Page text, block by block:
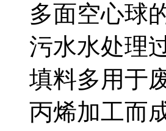
多面空心球
污水水处理
填料多用于
丙烯加工而